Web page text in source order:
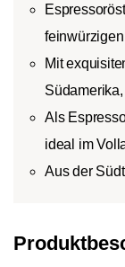
Mit
Als
ideal im
Aus der